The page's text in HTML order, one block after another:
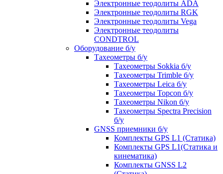
Электронные теодолиты ADA
Электронные теодолиты RGK
Электронные теодолиты Vega
Электронные теодолиты
CONDTROL
Оборудование б/у
Тахеометры б/у
Тахеометры Sokkia б/у
Тахеометры Trimble б/у
Тахеометры Leica б/у
Тахеометры Topcon б/у
Тахеометры Nikon б/у
Тахеометры Spectra Precision
б/у
GNSS приемники б/у
Комплекты GPS L1 (Статика)
Комплекты GPS L1(Статика и
кинематика)
Комплекты GNSS L2